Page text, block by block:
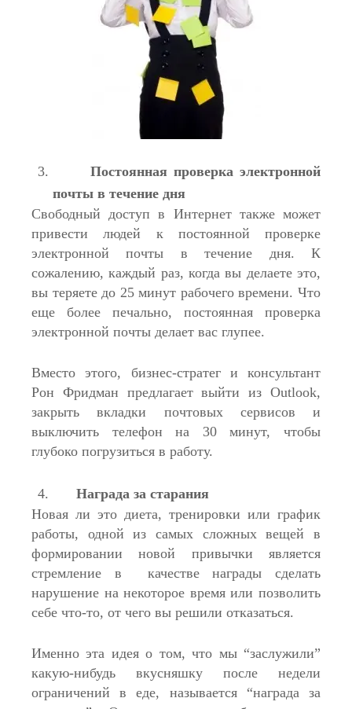
Постоянная проверка электронной
почты в течение дня
Свободный доступ в Интернет также может
привести людей к постоянной проверке
электронной почты в течение дня. К
сожалению, каждый раз, когда вы делаете это,
вы теряете до 25 минут рабочего времени. Что
еще более печально, постоянная проверка
электронной почты делает вас глупее.
Вместо этого, бизнес-стратег и консультант
Рон Фридман предлагает выйти из Outlook,
закрыть вкладки почтовых сервисов и
выключить телефон на 30 минут, чтобы
глубоко погрузиться в работу.
Награда за старания
Новая ли это диета, тренировки или график
работы, одной из самых сложных вещей в
формировании новой привычки является
стремление в качестве награды сделать
нарушение на некоторое время или позволить
себе что-то, от чего вы решили отказаться.
Именно эта идея о том, что мы “заслужили”
какую-нибудь вкусняшку после недели
ограничений в еде, называется “награда за